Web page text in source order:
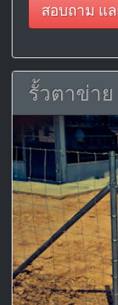
สอบถาม แ
รั้วตาข่าย